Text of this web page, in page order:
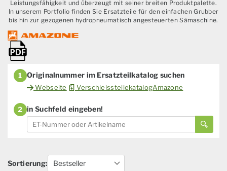
Leistungsfähigkeit und überzeugt mit seiner breiten Produktpalette.
In unserem Portfolio finden Sie Ersatzteile für den einfachen Grubber
bis hin zur gezogenen hydropneumatisch angesteuerten Sämaschine.
1 Originalnummer im Ersatzteilkatalog suchen
Webseite VerschleissteilekatalogAmazone
2 in Suchfeld eingeben!
Sortierung: